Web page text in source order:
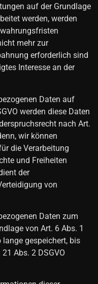
auf der Grundlage
werden, werden
mehr zur
erforderlich sind
Interesse an der
Daten auf
werden diese Daten
nach Art.
wir können
die Verarbeitung
und Freiheiten
der
von
Daten zum
von Art. 6 Abs. 1
lange gespeichert, bis
Abs. 2 DSGVO